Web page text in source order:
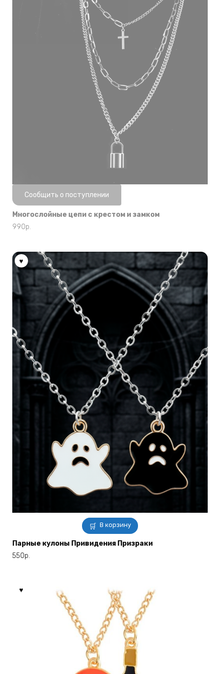
Нет в наличии
Сообщить о поступлении
Многослойные цепи с крестом и замком
990р.
В корзину
Парные кулоны Привидения Призраки
550р.